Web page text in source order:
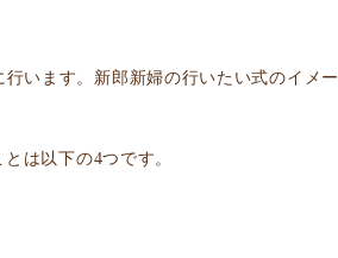
行います。新郎新婦の行いたい式のイメー
は以下の4つです。